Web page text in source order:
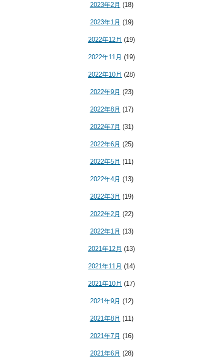
2023年2月 (18)
2023年1月 (19)
2022年12月 (19)
2022年11月 (19)
2022年10月 (28)
2022年9月 (23)
2022年8月 (17)
2022年7月 (31)
2022年6月 (25)
2022年5月 (11)
2022年4月 (13)
2022年3月 (19)
2022年2月 (22)
2022年1月 (13)
2021年12月 (13)
2021年11月 (14)
2021年10月 (17)
2021年9月 (12)
2021年8月 (11)
2021年7月 (16)
2021年6月 (28)